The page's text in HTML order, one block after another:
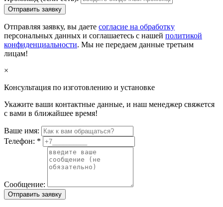
Отправить заявку
Отправляя заявку, вы даете согласие на обработку
персональных данных и соглашаетесь с нашей политикой
конфиденциальности. Мы не передаем данные третьим
лицам!
×
Консультация по изготовлению и установке
Укажите ваши контактные данные, и наш менеджер свяжется
с вами в ближайшее время!
Ваше имя:
Телефон: *
Сообщение:
Отправить заявку